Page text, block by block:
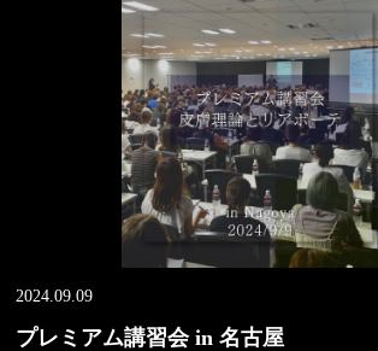
2024.09.09
プレミアム講習会 in 名古屋